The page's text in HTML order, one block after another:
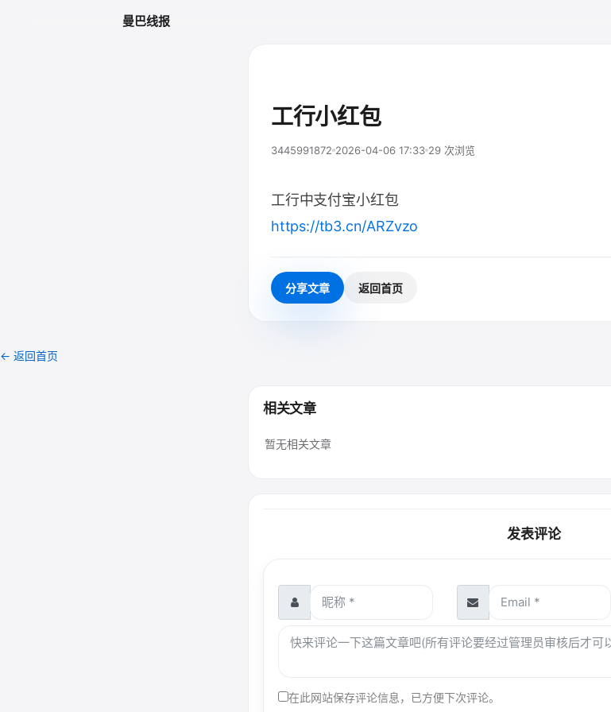
曼巴线报
工行小红包
3445991872 2026-04-06 17:33 29 次浏览
工行中支付宝小红包
https://tb3.cn/ARZvzo
分享文章 返回首页
← 返回首页
相关文章
暂无相关文章
发表评论
在此网站保存评论信息，已方便下次评论。